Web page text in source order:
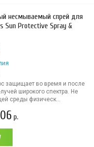
несмываемый спрей для
Sun Protective Spray &
защищает во время и после
широкого спектра. Не
среды физическ...
р.